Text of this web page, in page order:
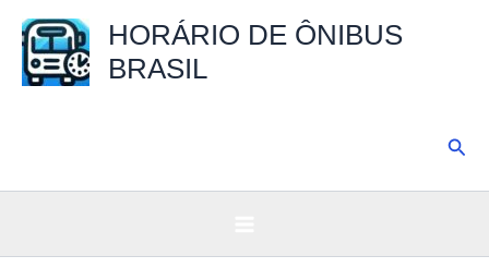
para
HORÁRIO DE ÔNIBUS
BRASIL